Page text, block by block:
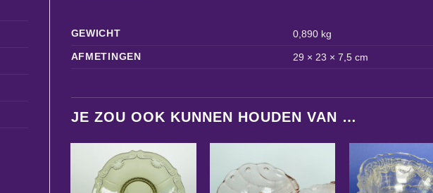
GEWICHT
0,890 kg
AFMETINGEN
29 × 23 × 7,5 cm
JE ZOU OOK KUNNEN HOUDEN VAN …